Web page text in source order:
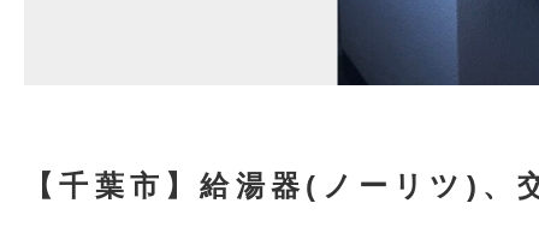
【千葉市】給湯器(ノーリツ)、